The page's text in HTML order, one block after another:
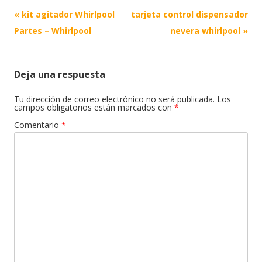
Post
navigation
« kit agitador Whirlpool
Partes – Whirlpool
tarjeta control dispensador
nevera whirlpool »
Deja una respuesta
Tu dirección de correo electrónico no será publicada. Los
campos obligatorios están marcados con *
Comentario *